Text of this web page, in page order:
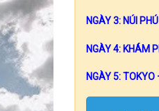
NGÀY 3: NÚI
NGÀY 4: KHÁM
NGÀY 5: TOKYO